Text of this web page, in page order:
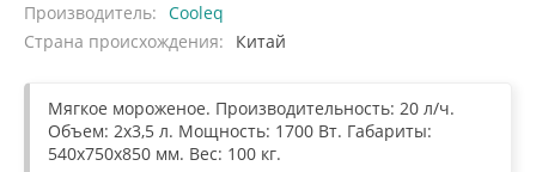
Производитель
Cooleq
Страна происхождения
Китай
Мягкое мороженое. Производительность: 20 л/ч.
Объем: 2х3,5 л. Мощность: 1700 Вт. Габариты:
540х750х850 мм. Вес: 100 кг.